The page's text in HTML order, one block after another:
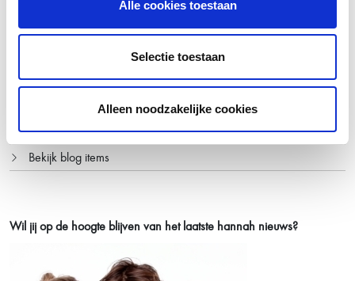
Alle cookies toestaan
Selectie toestaan
Alleen noodzakelijke cookies
hannah blog
Huidverbetering gaat niet over een nacht ijs
Smeren kun je leren ☀️
Van rood naar rustig
Water- versus olieserums
Bekijk blog items
Wil jij op de hoogte blijven van het laatste hannah nieuws?